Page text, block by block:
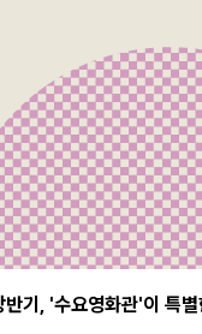
, '수요영화관'이 특